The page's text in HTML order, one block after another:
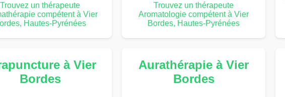
Trouvez un thérapeute
compétent à Vier
Hautes-Pyrénées
Trouvez un thérapeute
Aromatologie compétent à Vier
Bordes, Hautes-Pyrénées
à Vier
Bordes
Aurathérapie à Vier
Bordes